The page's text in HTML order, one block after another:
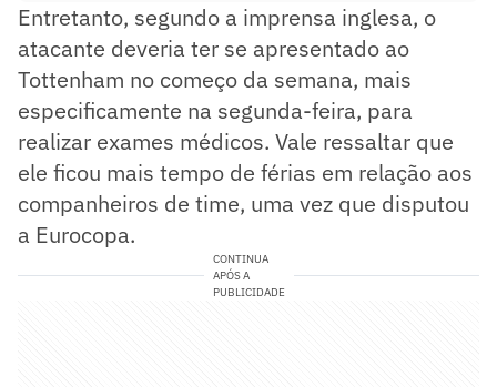
Entretanto, segundo a imprensa inglesa, o
atacante deveria ter se apresentado ao
Tottenham no começo da semana, mais
especificamente na segunda-feira, para
realizar exames médicos. Vale ressaltar que
ele ficou mais tempo de férias em relação aos
companheiros de time, uma vez que disputou
a Eurocopa.
CONTINUA
APÓS A
PUBLICIDADE